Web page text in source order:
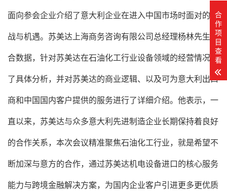
面向参会企业介绍了意大利企业在进入中国市场时面对的挑
战与机遇。苏美达上海商务咨询有限公司总经理杨林先生结
合数据，针对苏美达在石油化工行业设备领域的经营情况做
了具体分析，并对苏美达的商业逻辑、以及可为意大利出口
商和中国国内客户提供的服务进行了详细介绍。他表示，一
直以来，苏美达与众多意大利先进制造企业长期保持着良好
的合作关系，本次会议精准聚焦石油化工行业，就是希望不
断加深与意方的合作，通过苏美达机电设备进口的核心服务
能力与跨境金融解决方案，为国内企业客户引进更多更优质
合
作
项
目
查
看